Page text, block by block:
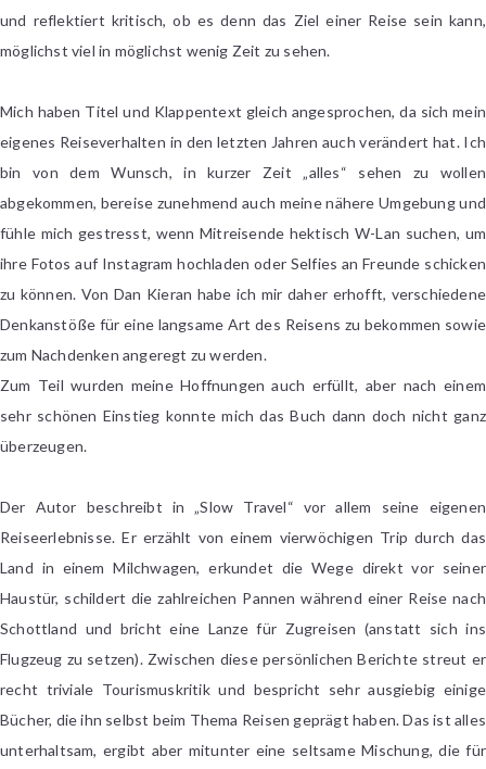
und reflektiert kritisch, ob es denn das Ziel einer Reise sein kann,
möglichst viel in möglichst wenig Zeit zu sehen.
Mich haben Titel und Klappentext gleich angesprochen, da sich mein
eigenes Reiseverhalten in den letzten Jahren auch verändert hat. Ich
bin von dem Wunsch, in kurzer Zeit „alles“ sehen zu wollen
abgekommen, bereise zunehmend auch meine nähere Umgebung und
fühle mich gestresst, wenn Mitreisende hektisch W-Lan suchen, um
ihre Fotos auf Instagram hochladen oder Selfies an Freunde schicken
zu können. Von Dan Kieran habe ich mir daher erhofft, verschiedene
Denkanstöße für eine langsame Art des Reisens zu bekommen sowie
zum Nachdenken angeregt zu werden.
Zum Teil wurden meine Hoffnungen auch erfüllt, aber nach einem
sehr schönen Einstieg konnte mich das Buch dann doch nicht ganz
überzeugen.
Der Autor beschreibt in „Slow Travel“ vor allem seine eigenen
Reiseerlebnisse. Er erzählt von einem vierwöchigen Trip durch das
Land in einem Milchwagen, erkundet die Wege direkt vor seiner
Haustür, schildert die zahlreichen Pannen während einer Reise nach
Schottland und bricht eine Lanze für Zugreisen (anstatt sich ins
Flugzeug zu setzen). Zwischen diese persönlichen Berichte streut er
recht triviale Tourismuskritik und bespricht sehr ausgiebig einige
Bücher, die ihn selbst beim Thema Reisen geprägt haben. Das ist alles
unterhaltsam, ergibt aber mitunter eine seltsame Mischung, die für